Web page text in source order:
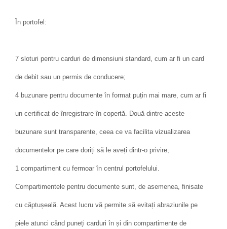
În portofel:
7 sloturi pentru carduri de dimensiuni standard, cum ar fi un card
de debit sau un permis de conducere;
4 buzunare pentru documente în format puțin mai mare, cum ar fi
un certificat de înregistrare în copertă. Două dintre aceste
buzunare sunt transparente, ceea ce va facilita vizualizarea
documentelor pe care doriți să le aveți dintr-o privire;
1 compartiment cu fermoar în centrul portofelului.
Compartimentele pentru documente sunt, de asemenea, finisate
cu căptușeală. Acest lucru vă permite să evitați abraziunile pe
piele atunci când puneți carduri în și din compartimente de